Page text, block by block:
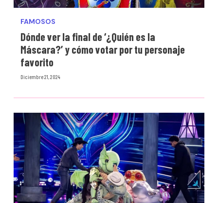
FAMOSOS
Dónde ver la final de ‘¿Quién es la
Máscara?’ y cómo votar por tu personaje
favorito
Diciembre 21, 2024